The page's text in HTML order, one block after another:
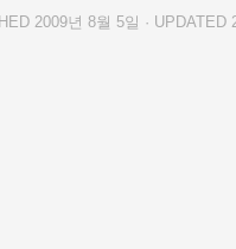
2009년 8월 5일 · UPDATED